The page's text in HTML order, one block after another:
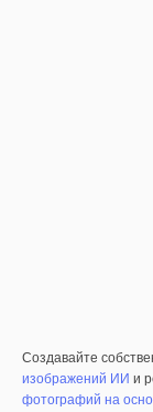
Создавайте
изображений ИИ и
фотографий на